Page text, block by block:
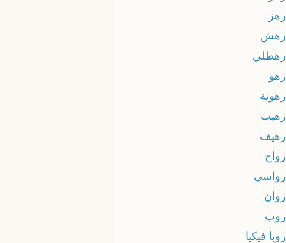
رهز
رهش
رهطلي
رهو
رهونة
رهيب
رهيف
رواح
رواسى
روان
روب
روبا فيكيا